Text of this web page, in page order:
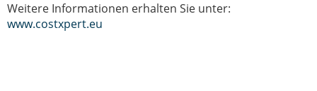
Weitere Informationen erhalten Sie unter:
www.costxpert.eu